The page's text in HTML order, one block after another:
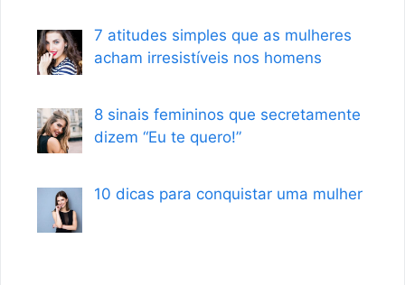
7 atitudes simples que as mulheres
acham irresistíveis nos homens
8 sinais femininos que secretamente
dizem “Eu te quero!”
10 dicas para conquistar uma mulher